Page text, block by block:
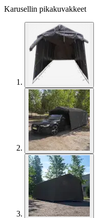
Karusellin pikakuvakkeet